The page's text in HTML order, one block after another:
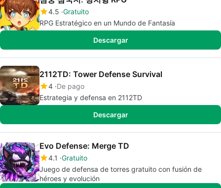
4.5 Gratuito
RPG Estratégico en un Mundo de Fantasía
Descargar
2112TD: Tower Defense Survival
4 De pago
Estrategia y defensa en 2112TD
Descargar
Evo Defense: Merge TD
4.1 Gratuito
Juego de defensa de torres gratuito con fusión de
héroes y evolución